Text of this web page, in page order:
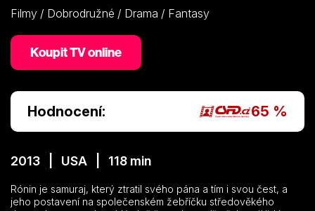
Filmy / Dobrodružné / Drama / Fantasy
Koupit TV online
Hodnocení: 65 %
2013 | USA | 118 min
Rónin je samuraj, který ztratil svého pána a tím i svou čest, a
jeho postavení na společenském žebříčku středověkého